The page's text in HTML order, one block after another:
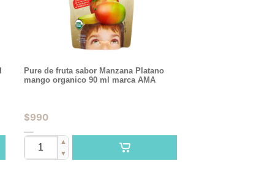
Pure de fruta sabor Manzana Platano
mango organico 90 ml marca AMA
$990
▲
▼